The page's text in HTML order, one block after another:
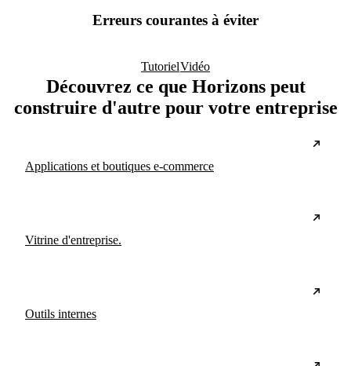
Erreurs courantes à éviter
TutorielVidéo
Découvrez ce que Horizons peut
construire d'autre pour votre entreprise
Applications et boutiques e-commerce
Vitrine d'entreprise.
Outils internes